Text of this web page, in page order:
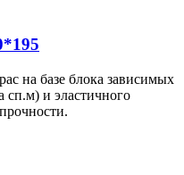
на базе блока зависимых
и эластичного